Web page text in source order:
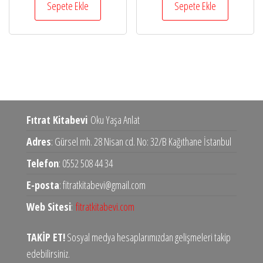
₺1.300,00.
₺650,00.
Sepete Ekle
₺400,00.
₺200,00.
Sepete Ekle
Fıtrat Kitabevi Oku Yaşa Anlat
Adres: Gürsel mh. 28 Nisan cd. No: 32/B Kağıthane İstanbul
Telefon: 0552 508 44 34
E-posta: fitratkitabevi@gmail.com
Web Sitesi: fitratkitabevi.com
TAKİP ET!Sosyal medya hesaplarımızdan gelişmeleri takip
edebilirsiniz.